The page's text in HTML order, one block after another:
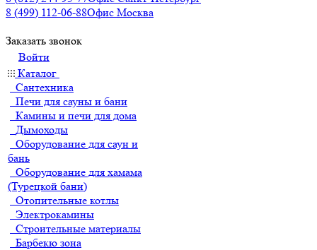
8 (499) 112-06-88Офис Москва
Заказать звонок
Войти
Каталог
Сантехника
Печи для сауны и бани
Камины и печи для дома
Дымоходы
Оборудование для саун и
бань
Оборудование для хамама
(Турецкой бани)
Отопительные котлы
Электрокамины
Строительные материалы
Барбекю зона